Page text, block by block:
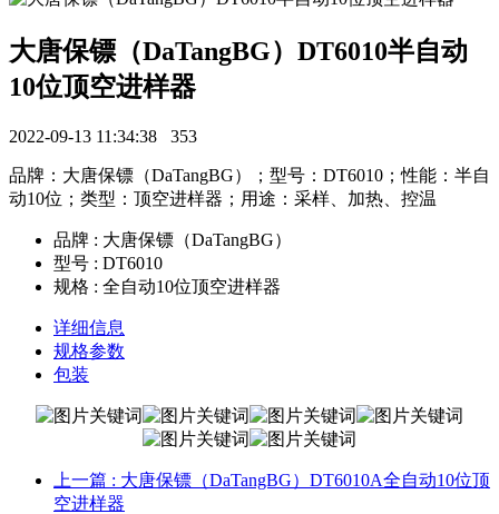
大唐保镖（DaTangBG）DT6010半自动
10位顶空进样器
2022-09-13 11:34:38 353
品牌：大唐保镖（DaTangBG）；型号：DT6010；性能：半自
动10位；类型：顶空进样器；用途：采样、加热、控温
品牌 : 大唐保镖（DaTangBG）
型号 : DT6010
规格 : 全自动10位顶空进样器
详细信息
规格参数
包装
上一篇 : 大唐保镖（DaTangBG）DT6010A全自动10位顶
空进样器